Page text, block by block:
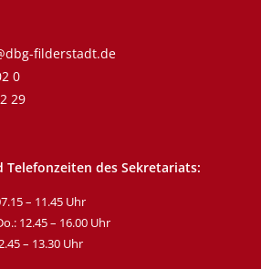
filderstadt.de
0
29
des Sekretariats:
– 11.45 Uhr
12.45 – 16.00 Uhr
– 13.30 Uhr